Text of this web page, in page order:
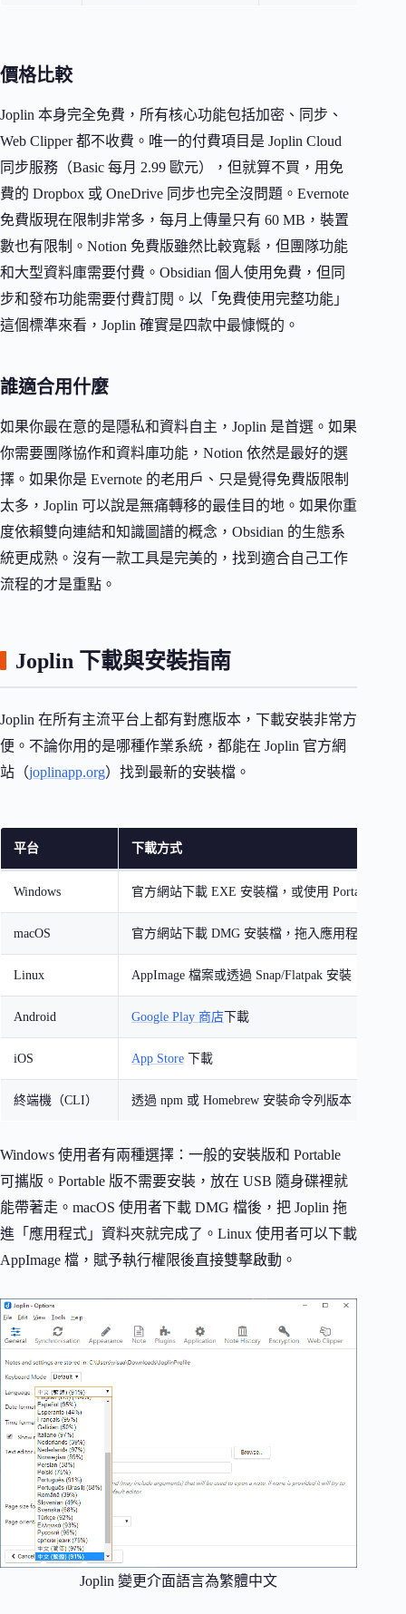
價格比較
Joplin 本身完全免費，所有核心功能包括加密、同步、
Web Clipper 都不收費。唯一的付費項目是 Joplin Cloud
同步服務（Basic 每月 2.99 歐元），但就算不買，用免
費的 Dropbox 或 OneDrive 同步也完全沒問題。Evernote
免費版現在限制非常多，每月上傳量只有 60 MB，裝置
數也有限制。Notion 免費版雖然比較寬鬆，但團隊功能
和大型資料庫需要付費。Obsidian 個人使用免費，但同
步和發布功能需要付費訂閱。以「免費使用完整功能」
這個標準來看，Joplin 確實是四款中最慷慨的。
誰適合用什麼
如果你最在意的是隱私和資料自主，Joplin 是首選。如果
你需要團隊協作和資料庫功能，Notion 依然是最好的選
擇。如果你是 Evernote 的老用戶、只是覺得免費版限制
太多，Joplin 可以說是無痛轉移的最佳目的地。如果你重
度依賴雙向連結和知識圖譜的概念，Obsidian 的生態系
統更成熟。沒有一款工具是完美的，找到適合自己工作
流程的才是重點。
Joplin 下載與安裝指南
Joplin 在所有主流平台上都有對應版本，下載安裝非常方
便。不論你用的是哪種作業系統，都能在 Joplin 官方網
站（joplinapp.org）找到最新的安裝檔。
平台 下載方式
Windows 官方網站下載 EXE 安裝檔，或使用 Portable 免
macOS 官方網站下載 DMG 安裝檔，拖入應用程式資料
Linux AppImage 檔案或透過 Snap/Flatpak 安裝
Android Google Play 商店 下載
iOS App Store 下載
終端機（CLI） 透過 npm 或 Homebrew 安裝命令列版本
Windows 使用者有兩種選擇：一般的安裝版和 Portable
可攜版。Portable 版不需要安裝，放在 USB 隨身碟裡就
能帶著走。macOS 使用者下載 DMG 檔後，把 Joplin 拖
進「應用程式」資料夾就完成了。Linux 使用者可以下載
AppImage 檔，賦予執行權限後直接雙擊啟動。
Joplin 變更介面語言為繁體中文